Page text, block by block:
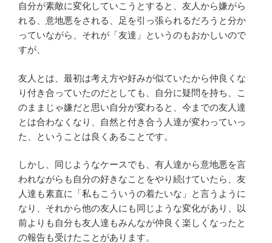
自分が素敵に変化していこうとすると、友人から嫌がら
れる、意地悪をされる、足を引っ張られるだろうと分か
っていながら、それが「友達」というのもおかしいので
すが、
友人とは、最初は考え方や好みが似ていたから仲良くな
り付き合っていたのだとしても、自分に疑問を持ち、こ
のままじゃ嫌だと思い自分が変わると、今までの友人達
とは合わなくなり、自然と付き合う人達が変わっていっ
た、ということは良くあることです。
しかし、同じようなケースでも、有人達から意地悪を言
われながらも自分の好きなことをやり続けていたら、友
人達も素直に「私もこういうの着たいな」と言うように
なり、それから他の友人にも同じような変化があり、以
前よりも自分も友人達もみんなが仲良く楽しくなったと
の報告も受けたことがあります。